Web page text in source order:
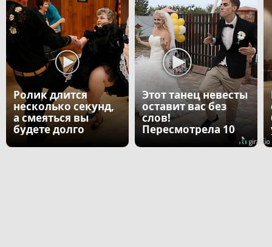
Ролик длится
несколько секунд,
а смеяться вы
будете долго
Этот танец невесты
оставит вас без
слов!
Пересмотрела 10